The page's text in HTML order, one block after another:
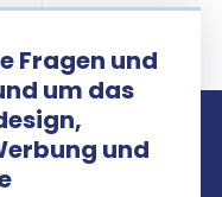
Fragen und
um das
und